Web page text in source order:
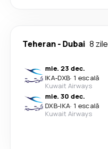
Teheran - Dubai 8 zile
mie. 23 dec.
IKA-DXB· 1 escală
Kuwait Airways
mie. 30 dec.
DXB-IKA· 1 escală
Kuwait Airways